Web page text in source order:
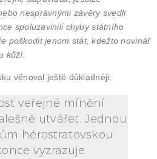
nesprávnými závěry svedli
spoluzavinili chyby státního
poškodit jenom stát, kdežto novinář
kůží.
věnoval ještě důkladněji:
veřejné mínění
utvářet. Jednou
hérostratovskou
vyzrazuje